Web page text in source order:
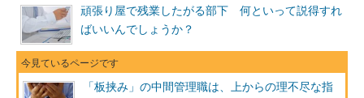
頑張り屋で残業したがる部下 何といって説得すれ
ばいいんでしょうか？
「板挟み」の中間管理職は、上からの理不尽な指